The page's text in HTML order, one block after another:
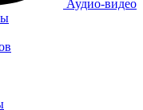
Аудио-видео